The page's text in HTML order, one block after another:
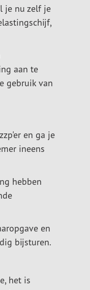
je nu zelf je
aan te
gebruik van
en ga je
ineens
hebben
en
bijsturen.
het is